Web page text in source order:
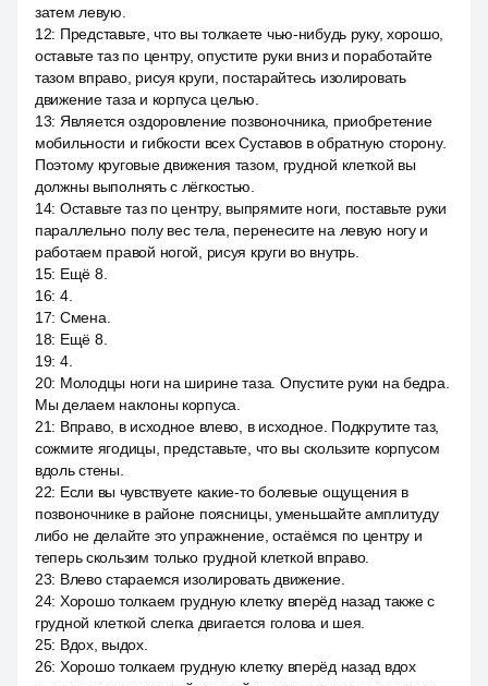
затем левую.
12: Представьте, что вы толкаете чью-нибудь руку, хорошо,
оставьте таз по центру, опустите руки вниз и поработайте
тазом вправо, рисуя круги, постарайтесь изолировать
движение таза и корпуса целью.
13: Является оздоровление позвоночника, приобретение
мобильности и гибкости всех Суставов в обратную сторону.
Поэтому круговые движения тазом, грудной клеткой вы
должны выполнять с лёгкостью.
14: Оставьте таз по центру, выпрямите ноги, поставьте руки
параллельно полу вес тела, перенесите на левую ногу и
работаем правой ногой, рисуя круги во внутрь.
15: Ещё 8.
16: 4.
17: Смена.
18: Ещё 8.
19: 4.
20: Молодцы ноги на ширине таза. Опустите руки на бедра.
Мы делаем наклоны корпуса.
21: Вправо, в исходное влево, в исходное. Подкрутите таз,
сожмите ягодицы, представьте, что вы скользите корпусом
вдоль стены.
22: Если вы чувствуете какие-то болевые ощущения в
позвоночнике в районе поясницы, уменьшайте амплитуду
либо не делайте это упражнение, остаёмся по центру и
теперь скользим только грудной клеткой вправо.
23: Влево стараемся изолировать движение.
24: Хорошо толкаем грудную клетку вперёд назад также с
грудной клеткой слегка двигается голова и шея.
25: Вдох, выдох.
26: Хорошо толкаем грудную клетку вперёд назад вдох